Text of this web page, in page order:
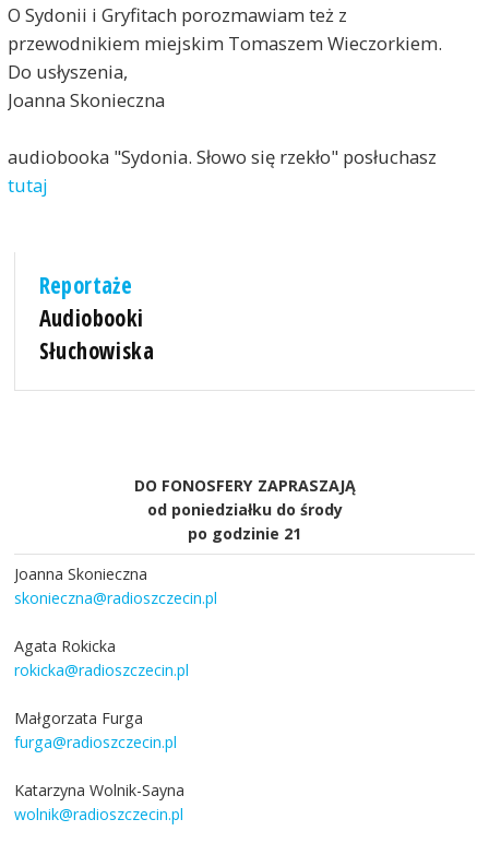
O Sydonii i Gryfitach porozmawiam też z
przewodnikiem miejskim Tomaszem Wieczorkiem.
Do usłyszenia,
Joanna Skonieczna
audiobooka "Sydonia. Słowo się rzekło" posłuchasz
tutaj
Reportaże
Audiobooki
Słuchowiska
DO FONOSFERY ZAPRASZAJĄ
od poniedziałku do środy
po godzinie 21
Joanna Skonieczna
skonieczna@radioszczecin.pl
Agata Rokicka
rokicka@radioszczecin.pl
Małgorzata Furga
furga@radioszczecin.pl
Katarzyna Wolnik-Sayna
wolnik@radioszczecin.pl